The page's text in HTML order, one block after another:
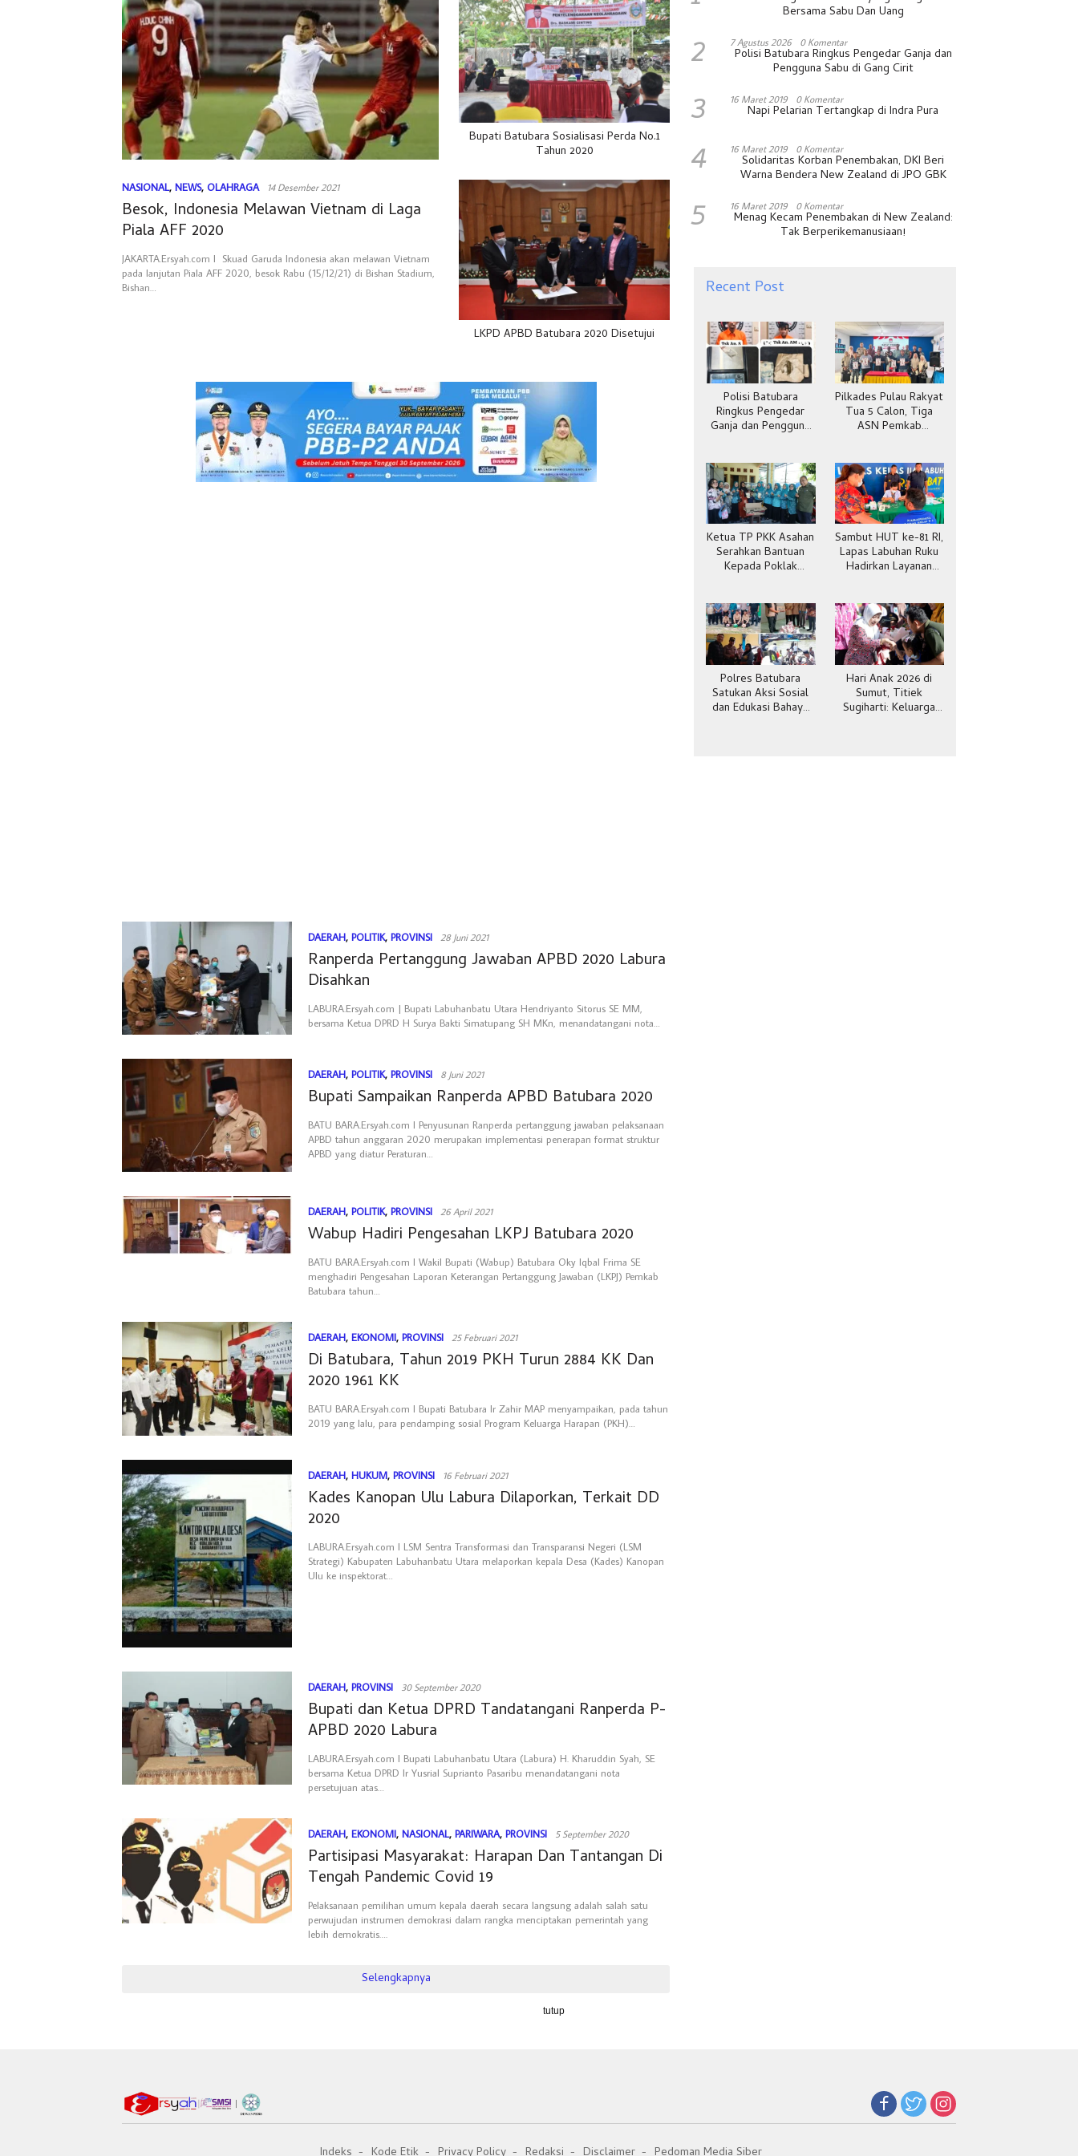
NASIONAL, NEWS, OLAHRAGA 14 Desember 2021
Besok, Indonesia Melawan Vietnam di Laga
Piala AFF 2020
JAKARTA.Ersyah.com I Skuad Garuda Indonesia akan melawan Vietnam
pada lanjutan Piala AFF 2020, besok Rabu (15/12/21) di Bishan Stadium,
Bishan…
Bupati Batubara Sosialisasi Perda No.1
Tahun 2020
LKPD APBD Batubara 2020 Disetujui
DAERAH, POLITIK, PROVINSI 28 Juni 2021
Ranperda Pertanggung Jawaban APBD 2020 Labura
Disahkan
LABURA.Ersyah.com | Bupati Labuhanbatu Utara Hendriyanto Sitorus SE MM,
bersama Ketua DPRD H Surya Bakti Simatupang SH MKn, menandatangani nota…
DAERAH, POLITIK, PROVINSI 8 Juni 2021
Bupati Sampaikan Ranperda APBD Batubara 2020
BATU BARA.Ersyah.com l Penyusunan Ranperda pertanggung jawaban pelaksanaan
APBD tahun anggaran 2020 merupakan implementasi penerapan format struktur
APBD yang diatur Peraturan…
DAERAH, POLITIK, PROVINSI 26 April 2021
Wabup Hadiri Pengesahan LKPJ Batubara 2020
BATU BARA.Ersyah.com l Wakil Bupati (Wabup) Batubara Oky Iqbal Frima SE
menghadiri Pengesahan Laporan Keterangan Pertanggung Jawaban (LKPJ) Pemkab
Batubara tahun…
DAERAH, EKONOMI, PROVINSI 25 Februari 2021
Di Batubara, Tahun 2019 PKH Turun 2884 KK Dan
2020 1961 KK
BATU BARA.Ersyah.com l Bupati Batubara Ir Zahir MAP menyampaikan, pada tahun
2019 yang lalu, para pendamping sosial Program Keluarga Harapan (PKH)…
DAERAH, HUKUM, PROVINSI 16 Februari 2021
Kades Kanopan Ulu Labura Dilaporkan, Terkait DD
2020
LABURA.Ersyah.com l LSM Sentra Transformasi dan Transparansi Negeri (LSM
Strategi) Kabupaten Labuhanbatu Utara melaporkan kepala Desa (Kades) Kanopan
Ulu ke inspektorat…
DAERAH, PROVINSI 30 September 2020
Bupati dan Ketua DPRD Tandatangani Ranperda P-
APBD 2020 Labura
LABURA.Ersyah.com l Bupati Labuhanbatu Utara (Labura) H. Kharuddin Syah, SE
bersama Ketua DPRD Ir Yusrial Suprianto Pasaribu menandatangani nota
persetujuan atas…
DAERAH, EKONOMI, NASIONAL, PARIWARA, PROVINSI 5 September 2020
Partisipasi Masyarakat: Harapan Dan Tantangan Di
Tengah Pandemic Covid 19
Pelaksanaan pemilihan umum kepala daerah secara langsung adalah salah satu
perwujudan instrumen demokrasi dalam rangka menciptakan pemerintah yang
lebih demokratis….
Selengkapnya
Bersama Sabu Dan Uang
2 7 Agustus 2026 0 Komentar
Polisi Batubara Ringkus Pengedar Ganja dan
Pengguna Sabu di Gang Cirit
3 16 Maret 2019 0 Komentar
Napi Pelarian Tertangkap di Indra Pura
4 16 Maret 2019 0 Komentar
Solidaritas Korban Penembakan, DKI Beri
Warna Bendera New Zealand di JPO GBK
5 16 Maret 2019 0 Komentar
Menag Kecam Penembakan di New Zealand:
Tak Berperikemanusiaan!
Recent Post
Polisi Batubara
Ringkus Pengedar
Ganja dan Pengguna
Pilkades Pulau Rakyat
Tua 5 Calon, Tiga
ASN Pemkab
Ketua TP PKK Asahan
Serahkan Bantuan
Kepada Poklak
Sambut HUT ke-81 RI,
Lapas Labuhan Ruku
Hadirkan Layanan
Polres Batubara
Satukan Aksi Sosial
dan Edukasi Bahaya
Hari Anak 2026 di
Sumut, Titiek
Sugiharti: Keluarga
tutup